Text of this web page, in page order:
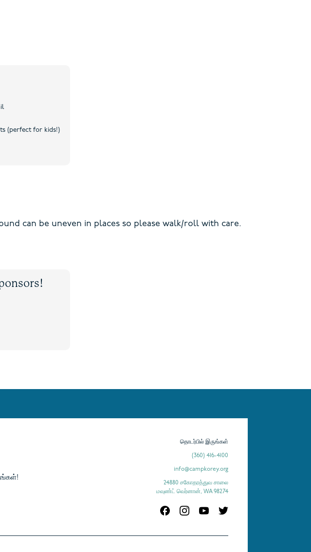
(perfect for kids!)
can be uneven in places so please walk/roll with care.
தொடர்பில் இருங்கள்
(360) 416-4100
info@campkorey.org
24880 சகோதரத்துவ சாலை
மவுண்ட் வெர்னான், WA 98274